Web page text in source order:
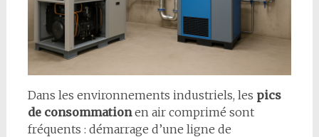
Dans les environnements industriels, les pics
de consommationen air comprimé sont
fréquents : démarrage d’une ligne de